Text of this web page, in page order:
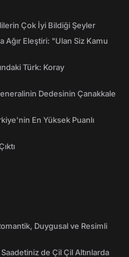
Çok İyi Bildiği Şeyler
Ağır Eleştiri: "Ulan Siz Kamu
Türk: Koray
Dedesinin Çanakkale
En Yüksek Puanlı
Duygusal ve Resimli
de Çil Çil Altınlarda